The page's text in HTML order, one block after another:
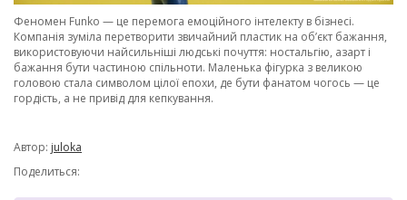
Феномен Funko — це перемога емоційного інтелекту в бізнесі.
Компанія зуміла перетворити звичайний пластик на об’єкт бажання,
використовуючи найсильніші людські почуття: ностальгію, азарт і
бажання бути частиною спільноти. Маленька фігурка з великою
головою стала символом цілої епохи, де бути фанатом чогось — це
гордість, а не привід для кепкування.
Автор: juloka
Поделиться: